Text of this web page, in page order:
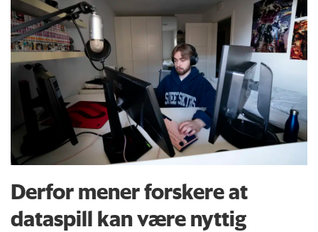
Derfor mener forskere at
dataspill kan være nyttig